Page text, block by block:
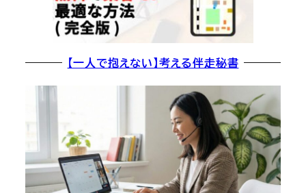
【一人で抱えない】考える伴走秘書